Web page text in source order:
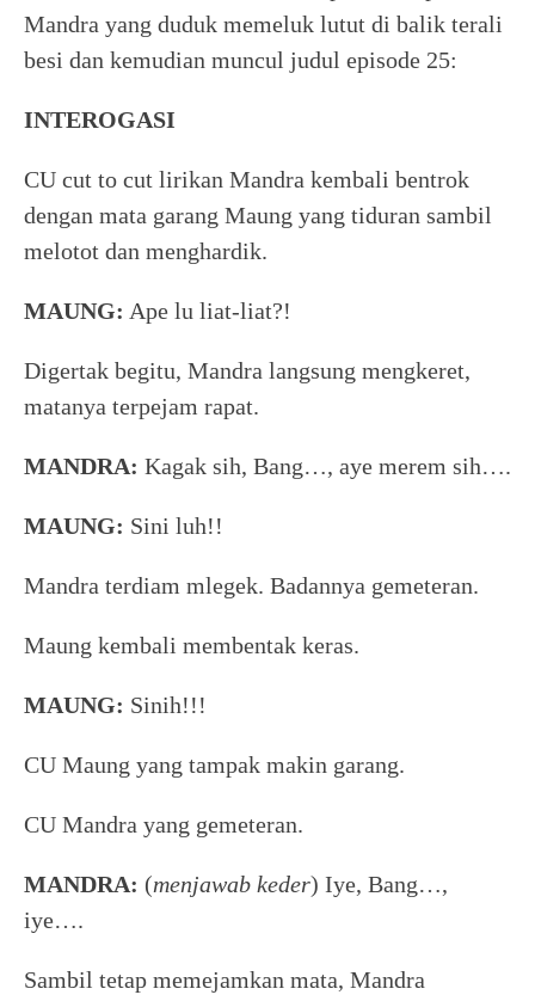
Mandra yang duduk memeluk lutut di balik terali
besi dan kemudian muncul judul episode 25:
INTEROGASI
CU cut to cut lirikan Mandra kembali bentrok
dengan mata garang Maung yang tiduran sambil
melotot dan menghardik.
MAUNG: Ape lu liat-liat?!
Digertak begitu, Mandra langsung mengkeret,
matanya terpejam rapat.
MANDRA: Kagak sih, Bang…, aye merem sih….
MAUNG: Sini luh!!
Mandra terdiam mlegek. Badannya gemeteran.
Maung kembali membentak keras.
MAUNG: Sinih!!!
CU Maung yang tampak makin garang.
CU Mandra yang gemeteran.
MANDRA: (menjawab keder) Iye, Bang…,
iye….
Sambil tetap memejamkan mata, Mandra